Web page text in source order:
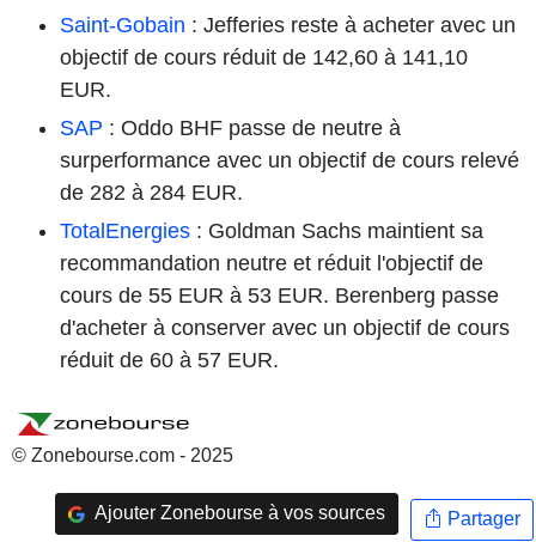
Saint-Gobain : Jefferies reste à acheter avec un
objectif de cours réduit de 142,60 à 141,10
EUR.
SAP : Oddo BHF passe de neutre à
surperformance avec un objectif de cours relevé
de 282 à 284 EUR.
TotalEnergies : Goldman Sachs maintient sa
recommandation neutre et réduit l'objectif de
cours de 55 EUR à 53 EUR. Berenberg passe
d'acheter à conserver avec un objectif de cours
réduit de 60 à 57 EUR.
© Zonebourse.com - 2025
Ajouter Zonebourse à vos sources Partager